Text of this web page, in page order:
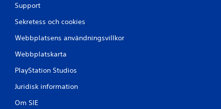
Support
Sekretess och cookies
Webbplatsens användningsvillkor
Webbplatskarta
PlayStation Studios
Juridisk information
Om SIE